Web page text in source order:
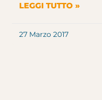
LEGGI TUTTO »
27 Marzo 2017